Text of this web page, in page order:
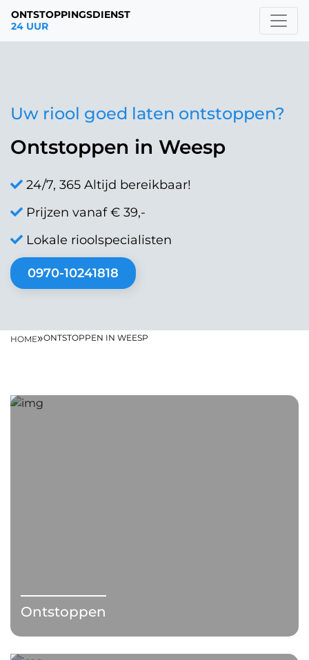
ONTSTOPPINGSDIENST
24 UUR
Uw riool goed laten ontstoppen?
Ontstoppen in Weesp
24/7, 365 Altijd bereikbaar!
Prijzen vanaf € 39,-
Lokale rioolspecialisten
0970-10241818
HOME»ONTSTOPPEN IN WEESP
Ontstoppen